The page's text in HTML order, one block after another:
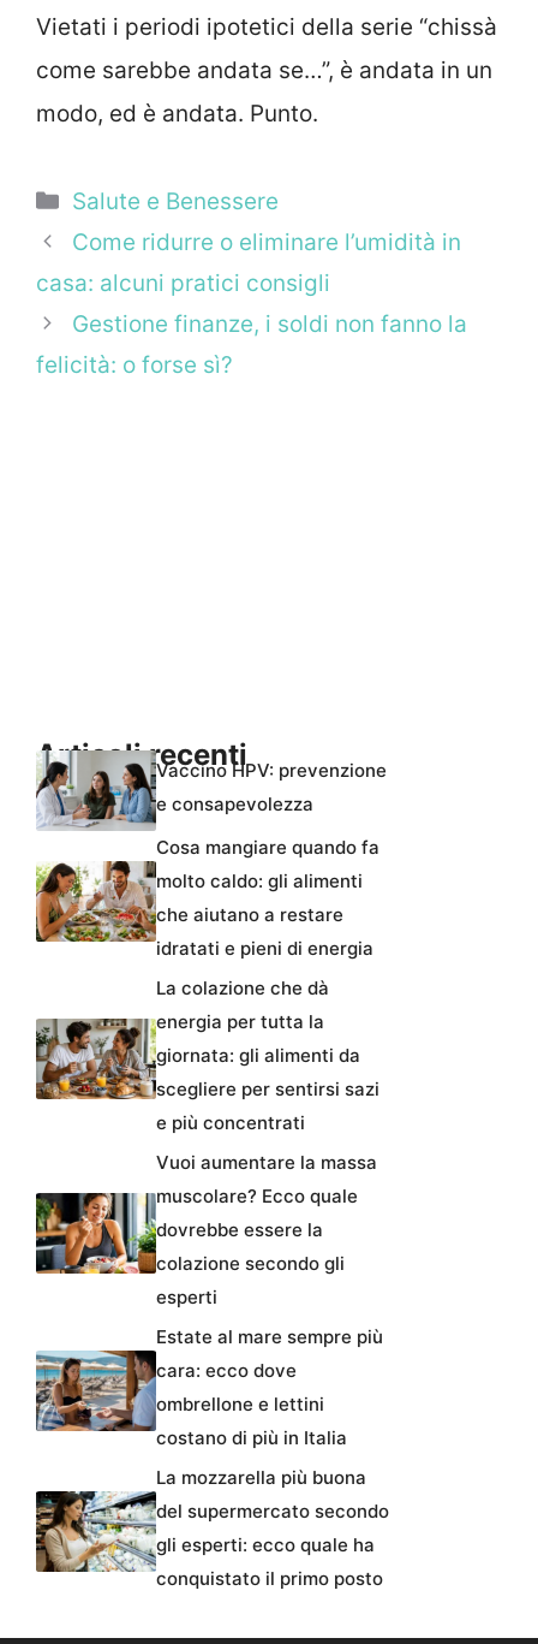
Vietati i periodi ipotetici della serie “chissà
come sarebbe andata se…”, è andata in un
modo, ed è andata. Punto.
Categorie
Salute e Benessere
Come ridurre o eliminare l’umidità in
casa: alcuni pratici consigli
Gestione finanze, i soldi non fanno la
felicità: o forse sì?
Articoli recentiVaccino HPV: prevenzione
e consapevolezza
Cosa mangiare quando fa
molto caldo: gli alimenti
che aiutano a restare
idratati e pieni di energia
La colazione che dà
energia per tutta la
giornata: gli alimenti da
scegliere per sentirsi sazi
e più concentrati
Vuoi aumentare la massa
muscolare? Ecco quale
dovrebbe essere la
colazione secondo gli
esperti
Estate al mare sempre più
cara: ecco dove
ombrellone e lettini
costano di più in Italia
La mozzarella più buona
del supermercato secondo
gli esperti: ecco quale ha
conquistato il primo posto